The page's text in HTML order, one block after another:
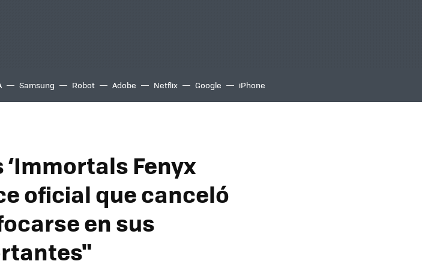
Samsung Robot Adobe Netflix Google iPhone
Fenyx
oficial que canceló
en sus